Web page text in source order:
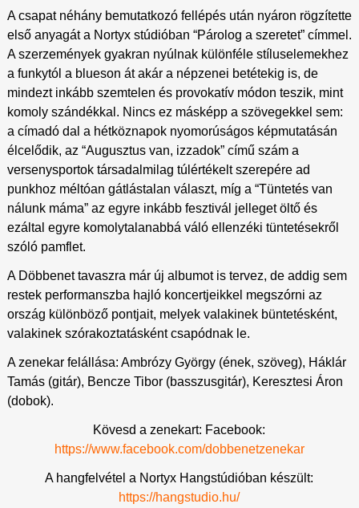
A csapat néhány bemutatkozó fellépés után nyáron rögzítette
első anyagát a Nortyx stúdióban “Párolog a szeretet” címmel.
A szerzemények gyakran nyúlnak különféle stíluselemekhez
a funkytól a blueson át akár a népzenei betétekig is, de
mindezt inkább szemtelen és provokatív módon teszik, mint
komoly szándékkal. Nincs ez másképp a szövegekkel sem:
a címadó dal a hétköznapok nyomorúságos képmutatásán
élcelődik, az “Augusztus van, izzadok” című szám a
versenysportok társadalmilag túlértékelt szerepére ad
punkhoz méltóan gátlástalan választ, míg a “Tüntetés van
nálunk máma” az egyre inkább fesztivál jelleget öltő és
ezáltal egyre komolytalanabbá váló ellenzéki tüntetésekről
szóló pamflet.
A Döbbenet tavaszra már új albumot is tervez, de addig sem
restek performanszba hajló koncertjeikkel megszórni az
ország különböző pontjait, melyek valakinek büntetésként,
valakinek szórakoztatásként csapódnak le.
A zenekar felállása: Ambrózy György (ének, szöveg), Háklár
Tamás (gitár), Bencze Tibor (basszusgitár), Keresztesi Áron
(dobok).
Kövesd a zenekart: Facebook:
https://www.facebook.com/dobbenetzenekar
A hangfelvétel a Nortyx Hangstúdióban készült:
https://hangstudio.hu/